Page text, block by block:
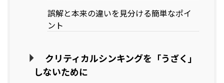
誤解と本来の違いを見分ける簡単なポイ
ント
クリティカルシンキングを「うざく」
しないために